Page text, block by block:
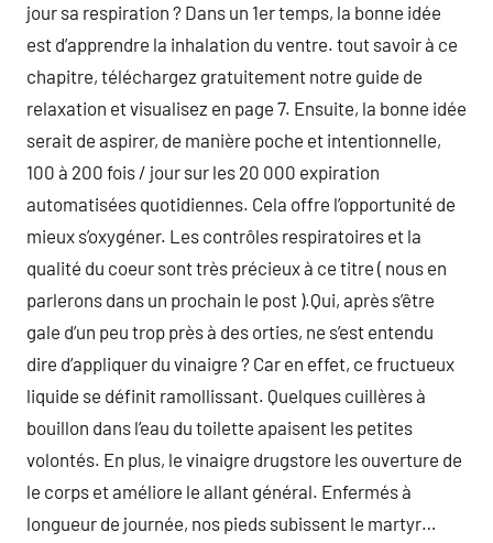
jour sa respiration ? Dans un 1er temps, la bonne idée
est d’apprendre la inhalation du ventre. tout savoir à ce
chapitre, téléchargez gratuitement notre guide de
relaxation et visualisez en page 7. Ensuite, la bonne idée
serait de aspirer, de manière poche et intentionnelle,
100 à 200 fois / jour sur les 20 000 expiration
automatisées quotidiennes. Cela offre l’opportunité de
mieux s’oxygéner. Les contrôles respiratoires et la
qualité du coeur sont très précieux à ce titre ( nous en
parlerons dans un prochain le post ).Qui, après s’être
gale d’un peu trop près à des orties, ne s’est entendu
dire d’appliquer du vinaigre ? Car en effet, ce fructueux
liquide se définit ramollissant. Quelques cuillères à
bouillon dans l’eau du toilette apaisent les petites
volontés. En plus, le vinaigre drugstore les ouverture de
le corps et améliore le allant général. Enfermés à
longueur de journée, nos pieds subissent le martyr…